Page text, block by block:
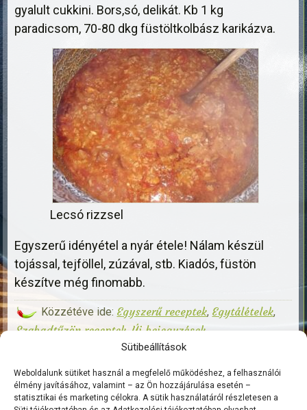
Sütibeállítások
Weboldalunk sütiket használ a megfelelő működéshez, a felhasználói
élmény javításához, valamint – az Ön hozzájárulása esetén –
statisztikai és marketing célokra. A sütik használatáról részletesen a
gyalult cukkini. Bors,só, delikát. Kb 1 kg
paradicsom, 70-80 dkg füstöltkolbász karikázva.
Lecsó rizzsel
Egyszerű idényétel a nyár étele! Nálam készül
tojással, tejföllel, zúzával, stb. Kiadós, füstön
készítve még finomabb.
Közzétéve ide: Egyszerű receptek, Egytálételek,
Szabadtűzön receptek Új bejegyzések
Kapcsolódó címkék: cukkini,